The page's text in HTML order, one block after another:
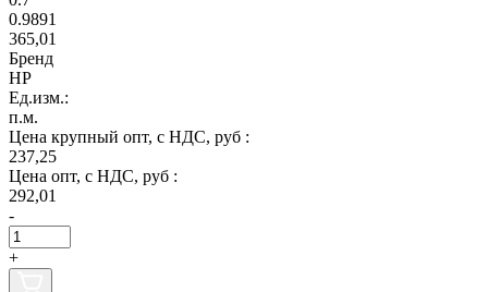
0.9891
365,01
Бренд
НР
Ед.изм.:
п.м.
Цена крупный опт, с НДС, руб :
237,25
Цена опт, с НДС, руб :
292,01
-
+